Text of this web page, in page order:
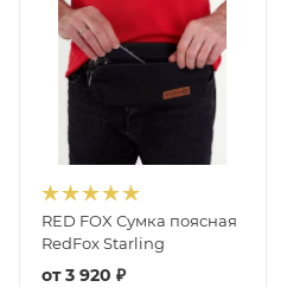
RED FOX Сумка поясная
RedFox Starling
от3 920 ₽